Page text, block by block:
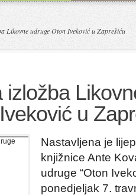
Likovne udruge Oton Iveković u Zaprešiću
izložba
Iveković u
Nastavljena je
knjižnice Ante
udruge “Oton
ponedjeljak 7.